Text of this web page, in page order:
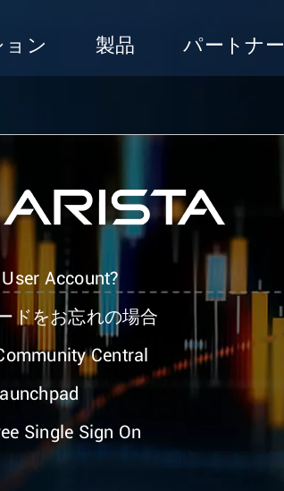
ョン 製品 パートナー
Account?
ドをお忘れの場合
Central
Single Sign On